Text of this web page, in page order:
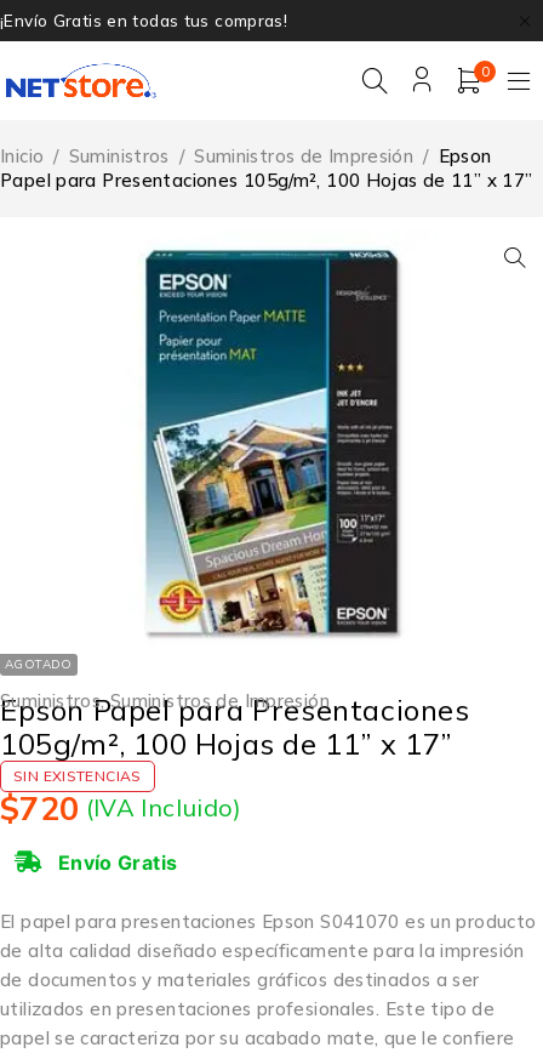
¡Envío Gratis en todas tus compras!
0
Inicio / Suministros / Suministros de Impresión / Epson
Papel para Presentaciones 105g/m², 100 Hojas de 11” x 17”
AGOTADO
Suministros,Suministros de Impresión
Epson Papel para Presentaciones
105g/m², 100 Hojas de 11” x 17”
SIN EXISTENCIAS
$720 (IVA Incluido)
Envío Gratis
El papel para presentaciones Epson S041070 es un producto
de alta calidad diseñado específicamente para la impresión
de documentos y materiales gráficos destinados a ser
utilizados en presentaciones profesionales. Este tipo de
papel se caracteriza por su acabado mate, que le confiere